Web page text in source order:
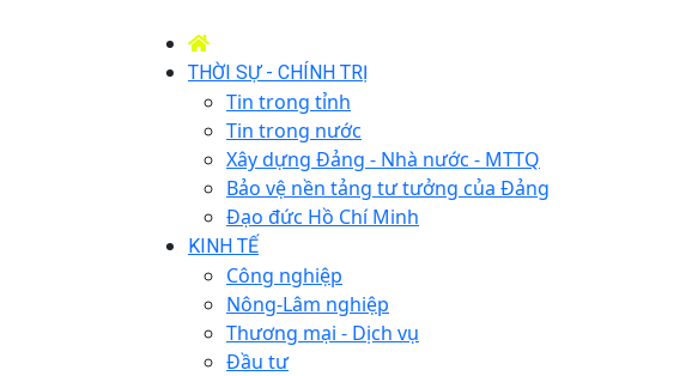
THỜI SỰ - CHÍNH TRỊ
Tin trong tỉnh
Tin trong nước
Xây dựng Đảng - Nhà nước - MTTQ
Bảo vệ nền tảng tư tưởng của Đảng
Đạo đức Hồ Chí Minh
KINH TẾ
Công nghiệp
Nông-Lâm nghiệp
Thương mại - Dịch vụ
Đầu tư